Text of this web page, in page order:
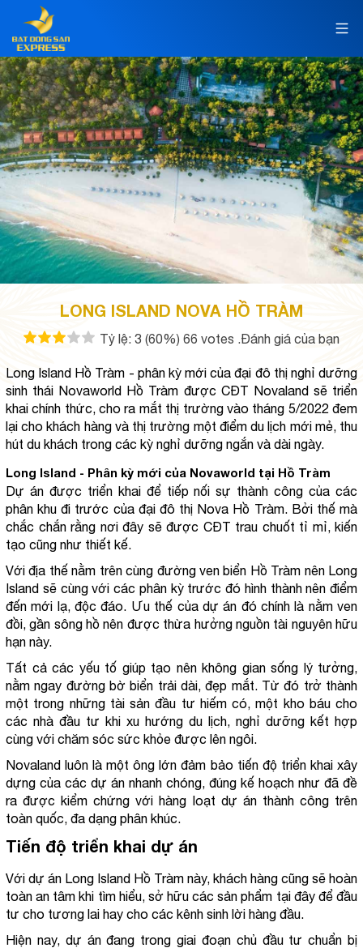
LONG ISLAND NOVA HỒ TRÀM
Tỷ lệ: 3 (60%) 66 votes .Đánh giá của bạn
Long Island Hồ Tràm - phân kỳ mới của đại đô thị nghỉ dưỡng
sinh thái Novaworld Hồ Tràm được CĐT Novaland sẽ triển
khai chính thức, cho ra mắt thị trường vào tháng 5/2022 đem
lại cho khách hàng và thị trường một điểm du lịch mới mẻ, thu
hút du khách trong các kỳ nghỉ dưỡng ngắn và dài ngày.
Long Island - Phân kỳ mới của Novaworld tại Hồ Tràm
Dự án được triển khai để tiếp nối sự thành công của các
phân khu đi trước của đại đô thị Nova Hồ Tràm. Bởi thế mà
chắc chắn rằng nơi đây sẽ được CĐT trau chuốt tỉ mỉ, kiến
tạo cũng như thiết kế.
Với địa thế nằm trên cùng đường ven biển Hồ Tràm nên Long
Island sẽ cùng với các phân kỳ trước đó hình thành nên điểm
đến mới lạ, độc đáo. Ưu thế của dự án đó chính là nằm ven
đồi, gần sông hồ nên được thừa hưởng nguồn tài nguyên hữu
hạn này.
Tất cả các yếu tố giúp tạo nên không gian sống lý tưởng,
nằm ngay đường bờ biển trải dài, đẹp mắt. Từ đó trở thành
một trong những tài sản đầu tư hiếm có, một kho báu cho
các nhà đầu tư khi xu hướng du lịch, nghỉ dưỡng kết hợp
cùng với chăm sóc sức khỏe được lên ngôi.
Novaland luôn là một ông lớn đảm bảo tiến độ triển khai xây
dựng của các dự án nhanh chóng, đúng kế hoạch như đã đề
ra được kiểm chứng với hàng loạt dự án thành công trên
toàn quốc, đa dạng phân khúc.
Tiến độ triển khai dự án
Với dự án Long Island Hồ Tràm này, khách hàng cũng sẽ hoàn
toàn an tâm khi tìm hiểu, sở hữu các sản phẩm tại đây để đầu
tư cho tương lai hay cho các kênh sinh lời hàng đầu.
Hiện nay, dự án đang trong giai đoạn chủ đầu tư chuẩn bị